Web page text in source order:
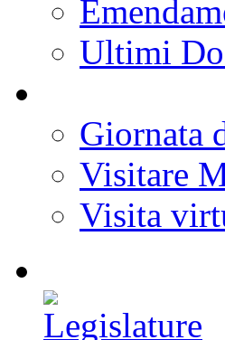
Ultimi
Giornata
Visitare
Visita